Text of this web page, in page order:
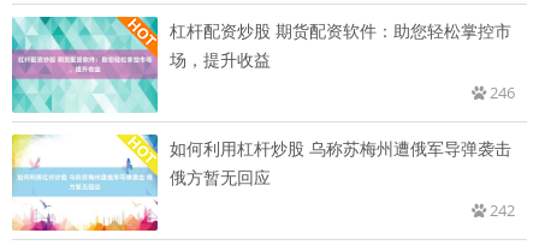
杠杆配资炒股 期货配资软件：助您轻松掌控市
场，提升收益
246
如何利用杠杆炒股 乌称苏梅州遭俄军导弹袭击
俄方暂无回应
242